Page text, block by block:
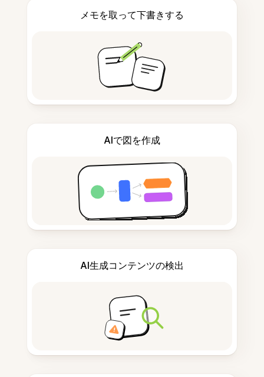
メモを取って下書きする
AIで図を作成
AI生成コンテンツの検出